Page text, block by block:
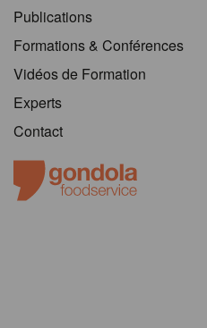
Publications
Formations & Conférences
Vidéos de Formation
Experts
Contact